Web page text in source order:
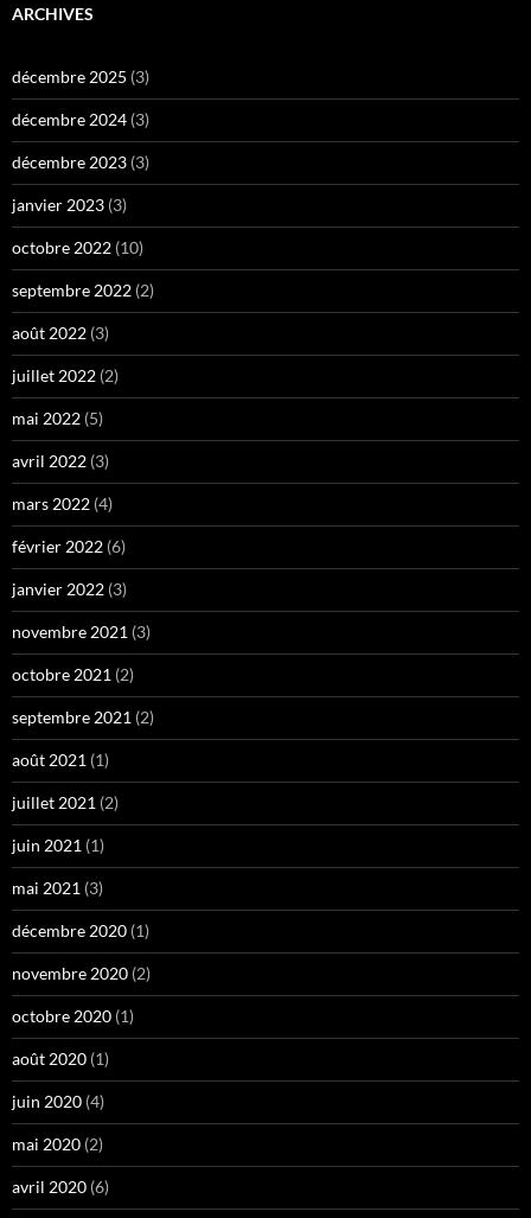
ARCHIVES
décembre 2025 (3)
décembre 2024 (3)
décembre 2023 (3)
janvier 2023 (3)
octobre 2022 (10)
septembre 2022 (2)
août 2022 (3)
juillet 2022 (2)
mai 2022 (5)
avril 2022 (3)
mars 2022 (4)
février 2022 (6)
janvier 2022 (3)
novembre 2021 (3)
octobre 2021 (2)
septembre 2021 (2)
août 2021 (1)
juillet 2021 (2)
juin 2021 (1)
mai 2021 (3)
décembre 2020 (1)
novembre 2020 (2)
octobre 2020 (1)
août 2020 (1)
juin 2020 (4)
mai 2020 (2)
avril 2020 (6)